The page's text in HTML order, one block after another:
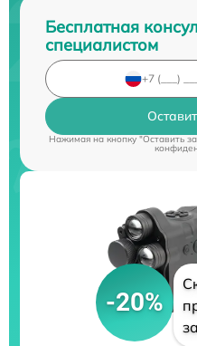
Бесплатная
специалистом
Нажимая на кнопку "Оставить
-20%